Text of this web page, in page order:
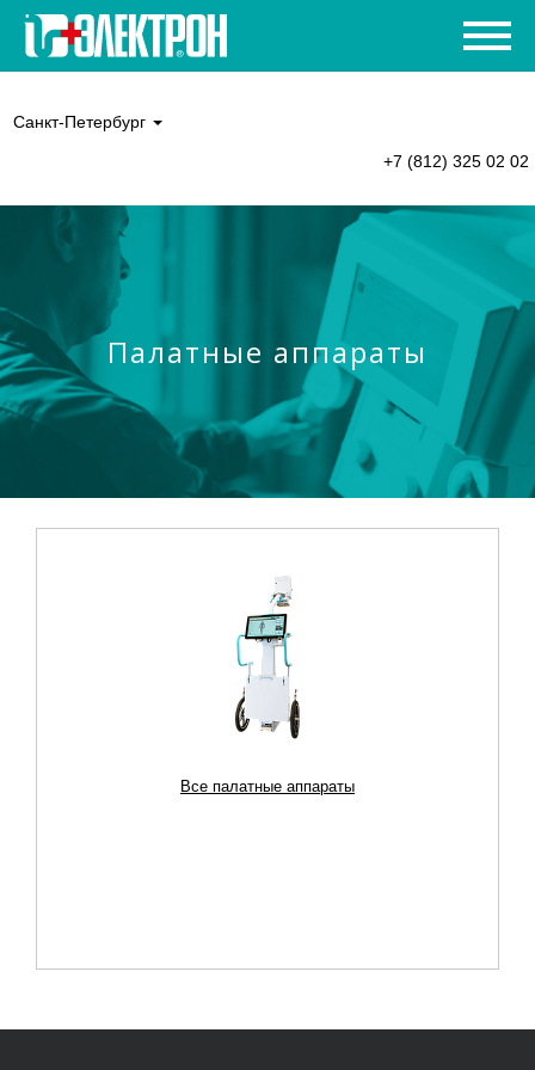
Санкт-Петербург
+7 (812) 325 02 02
Палатные аппараты
Все палатные аппараты